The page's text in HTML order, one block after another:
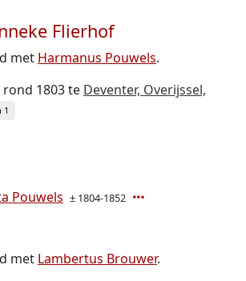
Flierhof
met Harmanus Pouwels.
1803 te Deventer, Overijssel,
1
Pouwels ± 1804-1852
met Lambertus Brouwer.